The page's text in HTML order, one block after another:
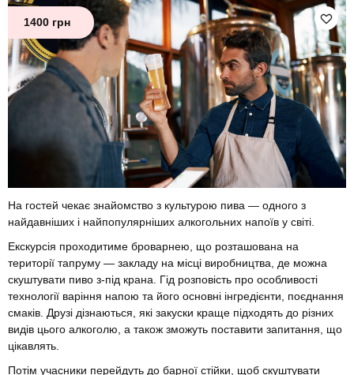
1400 грн
На гостей чекає знайомство з культурою пива — одного з
найдавніших і найпопулярніших алкогольних напоїв у світі.
Екскурсія проходитиме броварнею, що розташована на
території тапруму — закладу на місці виробництва, де можна
скуштувати пиво з-під крана. Гід розповість про особливості
технології варіння напою та його основні інгредієнти, поєднання
смаків. Друзі дізнаються, які закуски краще підходять до різних
видів цього алкоголю, а також зможуть поставити запитання, що
цікавлять.
Потім учасники перейдуть до барної стійки, щоб скуштувати